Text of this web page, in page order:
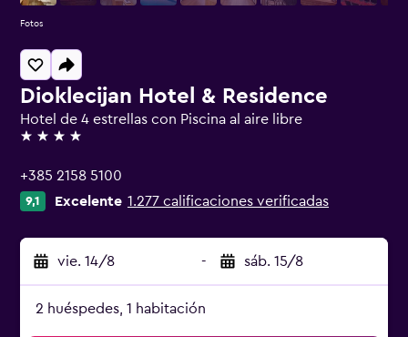
Dioklecijan Hotel & Residence
Hotel de 4 estrellas con Piscina al aire libre
4 estrellas
+385 2158 5100
9,1 Excelente 1.277 calificaciones verificadas
vie. 14/8 - sáb. 15/8
2 huéspedes, 1 habitación
Fotos